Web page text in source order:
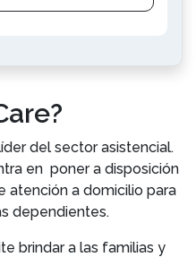
del sector asistencial.
en poner a disposición
atención a domicilio para
dependientes.
brindar a las familias y